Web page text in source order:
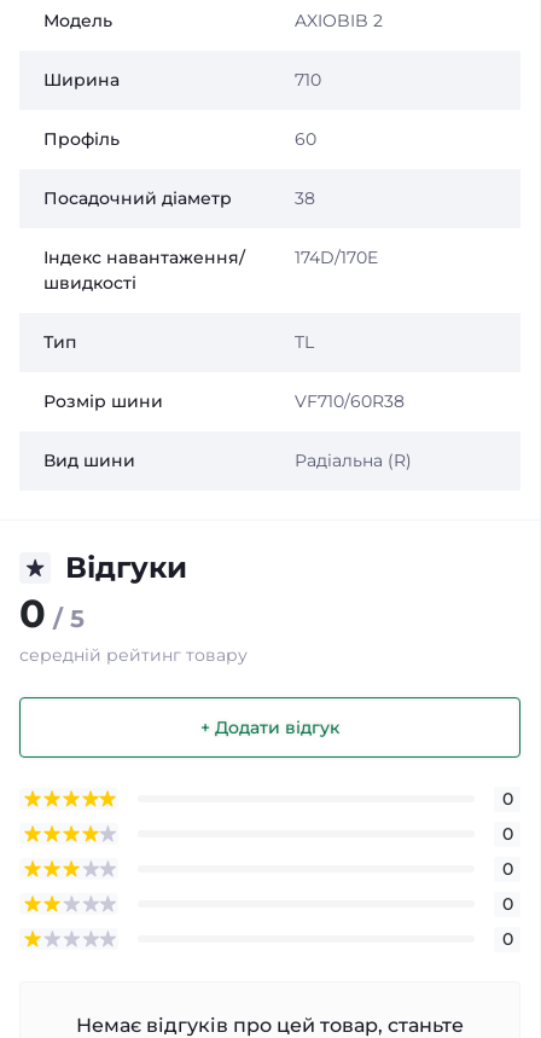
Модель AXIOBIB 2
Ширина 710
Профіль 60
Посадочний діаметр 38
Індекс навантаження/
швидкості
174D/170E
Тип TL
Розмір шини VF710/60R38
Вид шини Радіальна (R)
Відгуки
0 / 5
середній рейтинг товару
+ Додати відгук
0
0
0
0
0
Немає відгуків про цей товар, станьте